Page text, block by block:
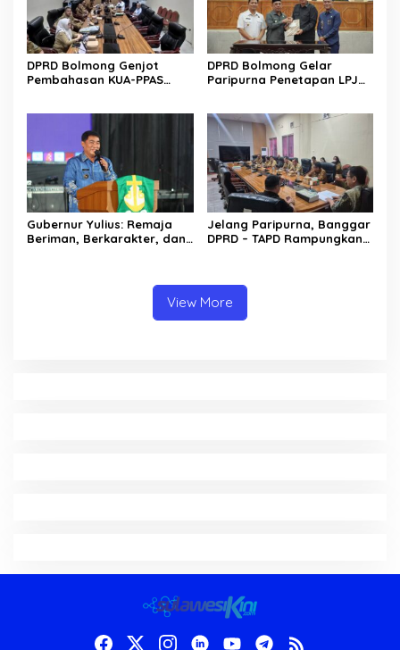
DPRD Bolmong Genjot
Pembahasan KUA-PPAS
DPRD Bolmong Gelar
Paripurna Penetapan LPJ
Gubernur Yulius: Remaja
Beriman, Berkarakter, dan
Jelang Paripurna, Banggar
DPRD – TAPD Rampungkan
View More